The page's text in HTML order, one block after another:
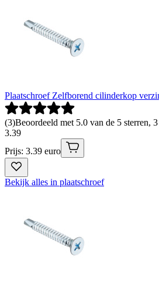
Plaatschroef Zelfborend cilinderkop
(3)Beoordeeld met 5.0 van de 5 sterren,
3.39
Prijs: 3.39 euro
Bekijk alles in plaatschroef